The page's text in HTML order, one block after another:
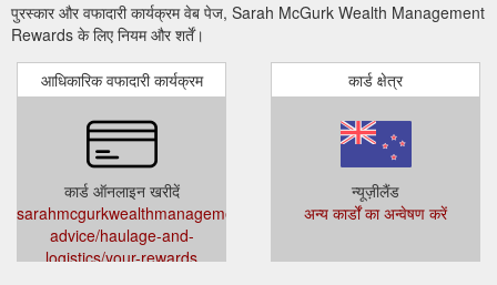
पुरस्कार और वफादारी कार्यक्रम वेब पेज, Sarah McGurk Wealth Management
Rewards के लिए नियम और शर्तें।
आधिकारिक वफादारी कार्यक्रम
कार्ड ऑनलाइन खरीदें
sarahmcgurkwealthmanagement.co.uk/specialist-
advice/haulage-and-
logistics/your-rewards
कार्ड क्षेत्र
न्यूज़ीलैंड
अन्य कार्डों का अन्वेषण करें